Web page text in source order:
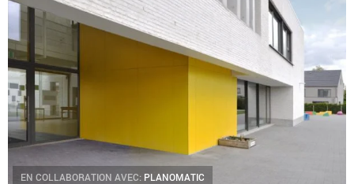
EN COLLABORATION AVEC: PLANOMATIC